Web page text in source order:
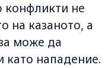
конфликти не
на казаното, а
може да
като нападение.